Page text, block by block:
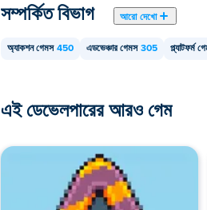
সম্পর্কিত বিভাগ আরো দেখো
অ্যাকশন গেমস 450 এডভেঞ্চার গেমস 305 প্ল্যাটফর্ম
এই ডেভেলপারের আরও গেম